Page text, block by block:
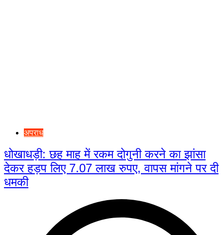
अपराध
धोखाधड़ी: छह माह में रकम दोगुनी करने का झांसा
देकर हड़प लिए 7.07 लाख रुपए, वापस मांगने पर दी
धमकी